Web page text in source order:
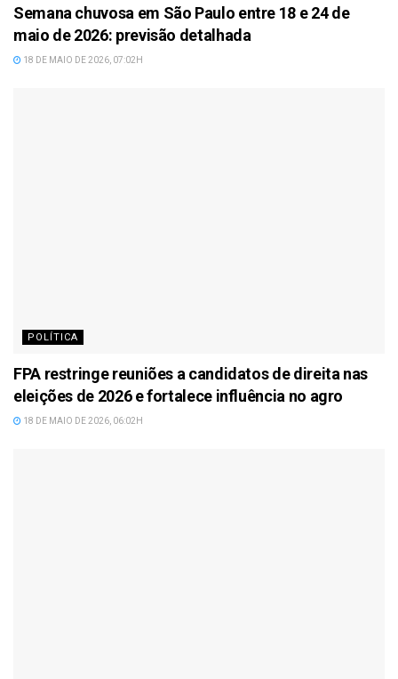
Semana chuvosa em São Paulo entre 18 e 24 de
maio de 2026: previsão detalhada
18 DE MAIO DE 2026, 07:02H
POLÍTICA
FPA restringe reuniões a candidatos de direita nas
eleições de 2026 e fortalece influência no agro
18 DE MAIO DE 2026, 06:02H